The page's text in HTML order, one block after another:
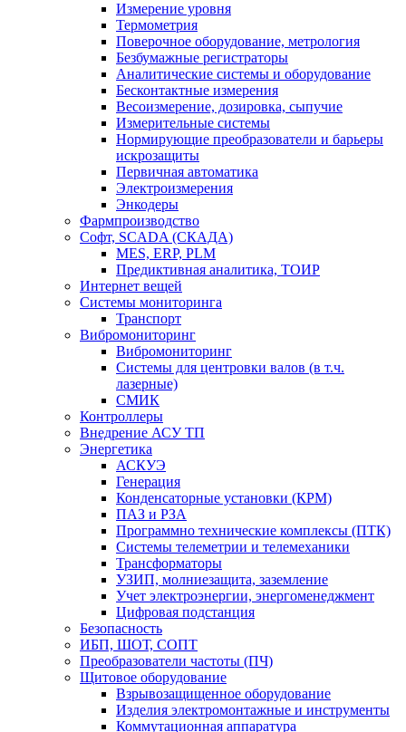
Измерение уровня
Термометрия
Поверочное оборудование, метрология
Безбумажные регистраторы
Аналитические системы и оборудование
Бесконтактные измерения
Весоизмерение, дозировка, сыпучие
Измерительные системы
Нормирующие преобразователи и барьеры
искрозащиты
Первичная автоматика
Электроизмерения
Энкодеры
Фармпроизводство
Софт, SCADA (СКАДА)
MES, ERP, PLM
Предиктивная аналитика, ТОИР
Интернет вещей
Системы мониторинга
Транспорт
Вибромониторинг
Вибромониторинг
Системы для центровки валов (в т.ч.
лазерные)
СМИК
Контроллеры
Внедрение АСУ ТП
Энергетика
АСКУЭ
Генерация
Конденсаторные установки (КРМ)
ПАЗ и РЗА
Программно технические комплексы (ПТК)
Системы телеметрии и телемеханики
Трансформаторы
УЗИП, молниезащита, заземление
Учет электроэнергии, энергоменеджмент
Цифровая подстанция
Безопасность
ИБП, ШОТ, СОПТ
Преобразователи частоты (ПЧ)
Щитовое оборудование
Взрывозащищенное оборудование
Изделия электромонтажные и инструменты
Коммутационная аппаратура